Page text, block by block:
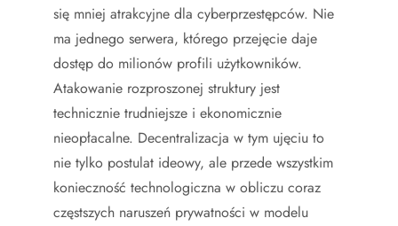
się mniej atrakcyjne dla cyberprzestępców. Nie
ma jednego serwera, którego przejęcie daje
dostęp do milionów profili użytkowników.
Atakowanie rozproszonej struktury jest
technicznie trudniejsze i ekonomicznie
nieopłacalne. Decentralizacja w tym ujęciu to
nie tylko postulat ideowy, ale przede wszystkim
konieczność technologiczna w obliczu coraz
częstszych naruszeń prywatności w modelu